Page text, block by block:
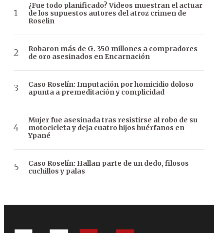
¿Fue todo planificado? Videos muestran el actuar
de los supuestos autores del atroz crimen de
Roselin
Robaron más de G. 350 millones a compradores
de oro asesinados en Encarnación
Caso Roselín: Imputación por homicidio doloso
apunta a premeditación y complicidad
Mujer fue asesinada tras resistirse al robo de su
motocicleta y deja cuatro hijos huérfanos en
Ypané
Caso Roselín: Hallan parte de un dedo, filosos
cuchillos y palas